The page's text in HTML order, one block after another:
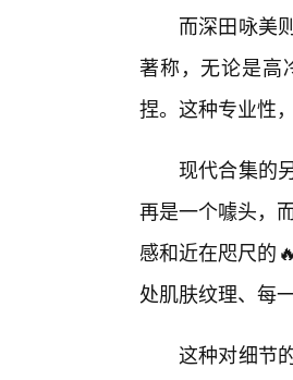
而深田咏美
著称，无论是高
捏。这种专业性
现代合集的
再是一个噱头，
感和近在咫尺的
处肌肤纹理、每
这种对细节